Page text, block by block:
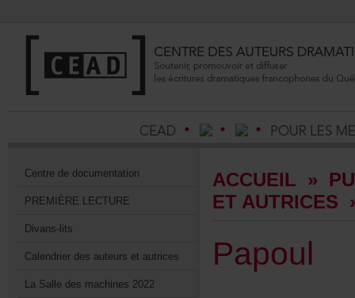
Centrededocumentation
PREMIÈRELECTURE
Divans-lits
Calendrierdesauteursetautrices
LaSalledesmachines2022
ACCUEIL »
ETAUTRICES
Papoul